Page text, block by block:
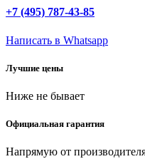
ручной,
садовый
(39495-
quantity
+7 (495) 787-43-85
Написать в Whatsapp
Лучшие цены
Ниже не бывает
Официальная гарантия
Напрямую от